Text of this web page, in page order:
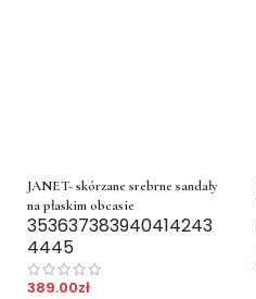
JANET- skórzane srebrne sandały
na płaskim obcasie
353637383940414243
4445
389.00zł